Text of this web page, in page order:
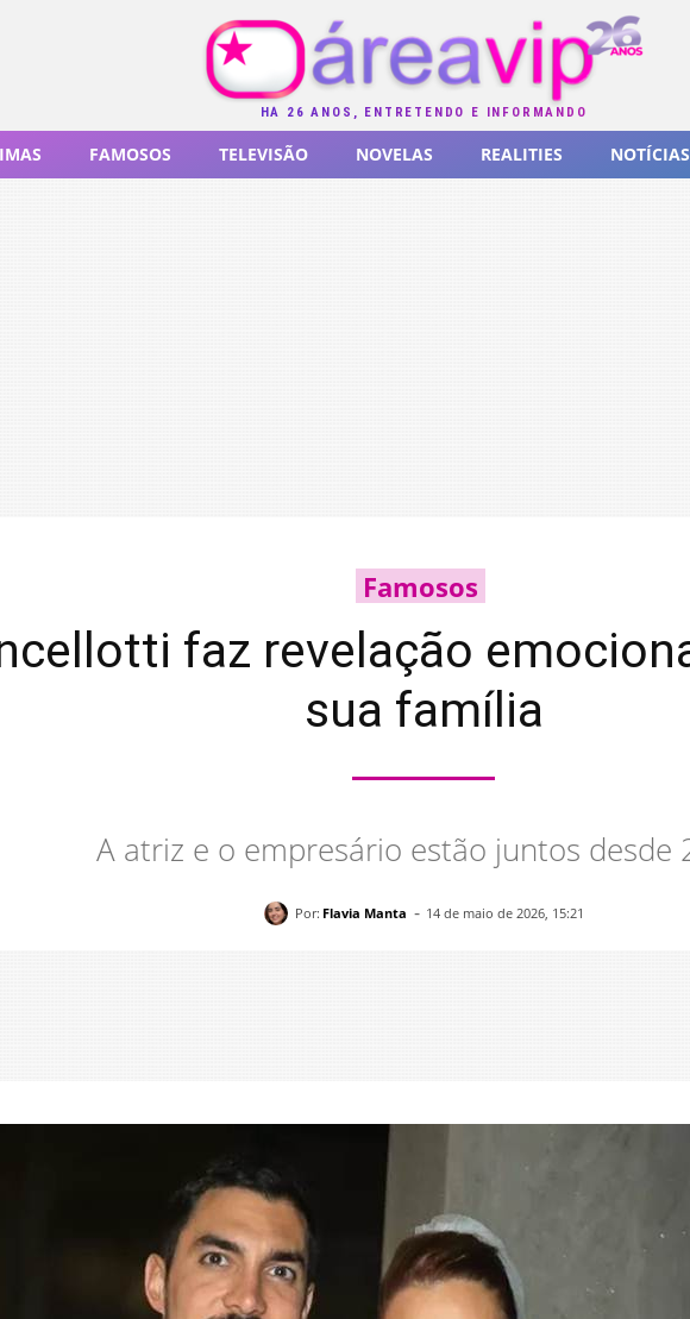
HÁ 26 ANOS, ENTRETENDO E INFORMANDO
FAMOSOS TELEVISÃO NOVELAS REALITIES NOTÍCIAS
Famosos
faz revelação
sua família
A atriz e o empresário estão juntos desde
Por: Flavia Manta - 14 de maio de 2026, 15:21